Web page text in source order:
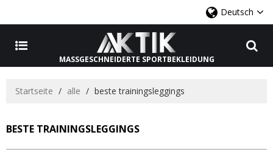
Deutsch
MASSGESCHNEIDERTE SPORTBEKLEIDUNG
Startseite / alle / beste trainingsleggings
BESTE TRAININGSLEGGINGS